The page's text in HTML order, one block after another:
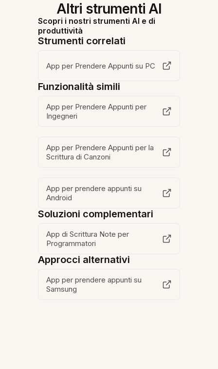
Altri strumenti AI
Scopri i nostri strumenti AI e di
produttività
Strumenti correlati
App per Prendere Appunti su PC
Funzionalità simili
App per Prendere Appunti per
Ingegneri
App per Prendere Appunti per la
Scrittura di Canzoni
App per prendere appunti su
Android
Soluzioni complementari
App di Scrittura Note per
Programmatori
Approcci alternativi
App per prendere appunti su
Samsung